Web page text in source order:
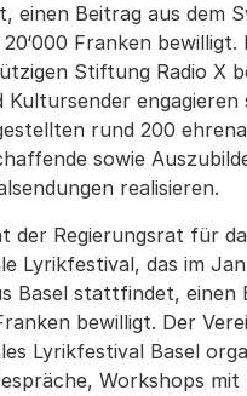
einen Beitrag aus dem
Franken bewilligt.
Stiftung Radio X
Kultursender engagieren
rund 200
sowie
realisieren.
der Regierungsrat für
Lyrikfestival, das im
Basel stattfindet, einen
bewilligt. Der
Lyrikfestival Basel
Workshops